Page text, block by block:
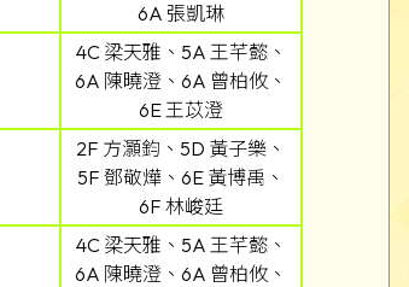
6A 張凱琳
4C 梁天雅、5A 王芊懿、
6A 陳曉澄、6A 曾柏攸、
6E 王苡澄
2F 方灝鈞、5D 黃子樂、
5F 鄧敬燁、6E 黃博禹、
6F 林峻廷
4C 梁天雅、5A 王芊懿、
6A 陳曉澄、6A 曾柏攸、